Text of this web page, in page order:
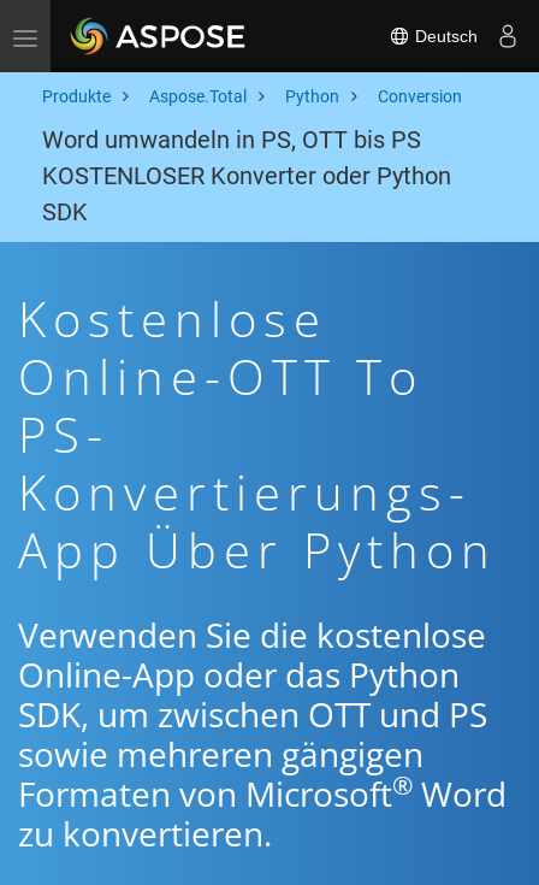
Toggle navigation Deutsch
Produkte Aspose.Total Python Conversion
Word umwandeln in PS, OTT bis PS
KOSTENLOSER Konverter oder Python
SDK
Kostenlose
Online-OTT To
PS-
Konvertierungs-
App Über Python
Verwenden Sie die kostenlose
Online-App oder das Python
SDK, um zwischen OTT und PS
sowie mehreren gängigen
Formaten von Microsoft® Word
zu konvertieren.